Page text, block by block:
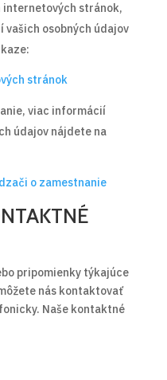
internetových stránok,
osobných údajov
stránok
viac informácií
údajov nájdete na
o zamestnanie
pripomienky týkajúce
nás kontaktovať
Naše kontaktné